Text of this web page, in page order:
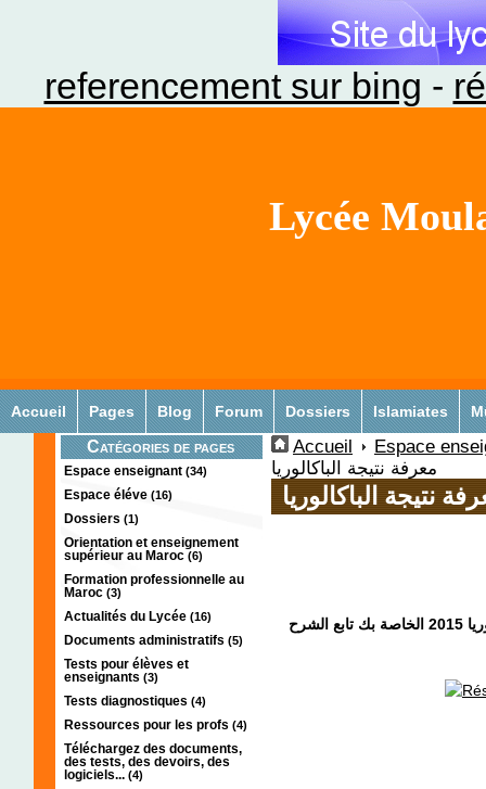
referencement sur bing -
Lycée
Accueil Pages Blog Forum Dossiers Islamiates
Catégories de pages
Espace enseignant (34)
Espace éléve (16)
Dossiers (1)
Orientation et enseignement
supérieur au Maroc (6)
Formation professionnelle au
Maroc (3)
Actualités du Lycée (16)
Documents administratifs (5)
Tests pour élèves et
enseignants (3)
Tests diagnostiques (4)
Ressources pour les profs (4)
Téléchargez des documents,
des tests, des devoirs, des
logiciels... (4)
Accueil
Espace
معرفة نتيجة الباكالوريا
نتيجة الباكالوريا